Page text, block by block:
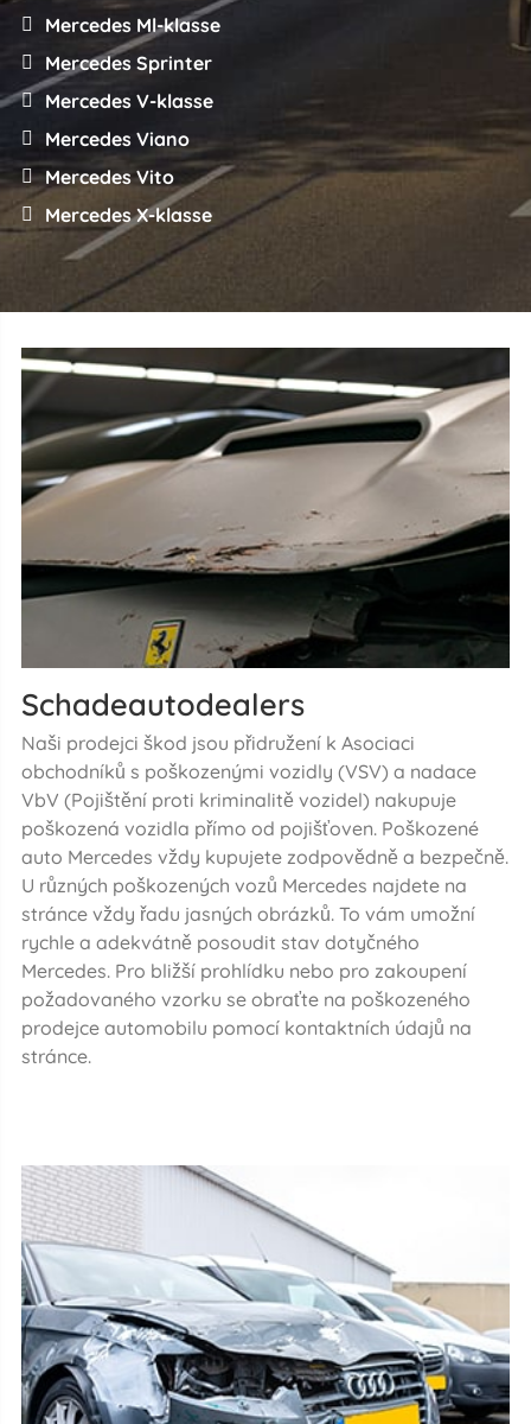
Mercedes Ml-klasse
Mercedes Sprinter
Mercedes V-klasse
Mercedes Viano
Mercedes Vito
Mercedes X-klasse
Schadeautodealers
Naši prodejci škod jsou přidružení k Asociaci
obchodníků s poškozenými vozidly (VSV) a nadace
VbV (Pojištění proti kriminalitě vozidel) nakupuje
poškozená vozidla přímo od pojišťoven. Poškozené
auto Mercedes vždy kupujete zodpovědně a bezpečně.
U různých poškozených vozů Mercedes najdete na
stránce vždy řadu jasných obrázků. To vám umožní
rychle a adekvátně posoudit stav dotyčného
Mercedes. Pro bližší prohlídku nebo pro zakoupení
požadovaného vzorku se obraťte na poškozeného
prodejce automobilu pomocí kontaktních údajů na
stránce.